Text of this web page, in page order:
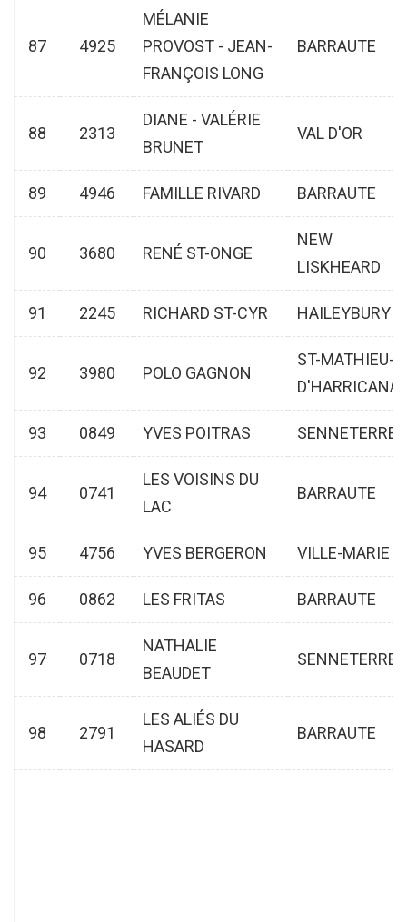
87 4925
MÉLANIE
PROVOST - JEAN-
FRANÇOIS LONG
BARRAUTE
88 2313
DIANE - VALÉRIE
BRUNET
VAL D'OR
89 4946 FAMILLE RIVARD BARRAUTE
90 3680 RENÉ ST-ONGE
NEW
LISKHEARD
91 2245 RICHARD ST-CYR HAILEYBURY
92 3980 POLO GAGNON
ST-MATHIEU-
D'HARRICANA
93 0849 YVES POITRAS SENNETERRE
94 0741
LES VOISINS DU
LAC
BARRAUTE
95 4756 YVES BERGERON VILLE-MARIE
96 0862 LES FRITAS BARRAUTE
97 0718
NATHALIE
BEAUDET
SENNETERRE
98 2791
LES ALIÉS DU
HASARD
BARRAUTE